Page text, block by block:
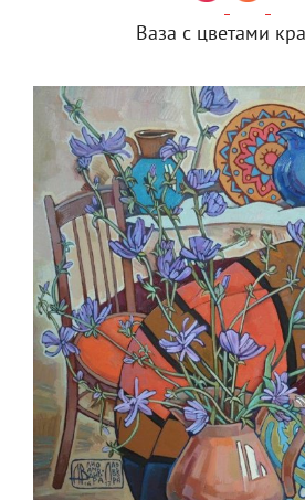
Ваза с цветами